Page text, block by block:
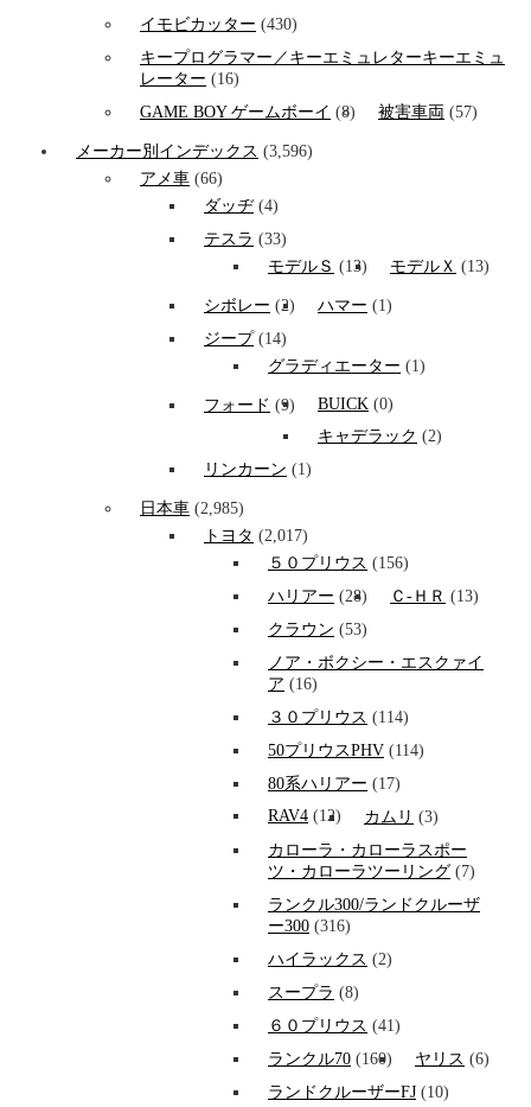
イモビカッター (430)
キープログラマー／キーエミュレターキーエミュ
レーター (16)
GAME BOY ゲームボーイ (8) 被害車両 (57)
メーカー別インデックス (3,596)
アメ車 (66)
ダッヂ(4)
テスラ (33)
モデルＳ (13) モデルＸ (13)
シボレー (2) ハマー (1)
ジープ(14)
グラディエーター (1)
フォード (9) BUICK (0)
キャデラック (2)
リンカーン (1)
日本車 (2,985)
トヨタ (2,017)
５０プリウス (156)
ハリアー (28) Ｃ-ＨＲ (13)
クラウン (53)
ノア・ボクシー・エスクァイ
ア (16)
３０プリウス (114)
50プリウスPHV (114)
80系ハリアー (17)
RAV4 (12) カムリ (3)
カローラ・カローラスポー
ツ・カローラツーリング (7)
ランクル300/ランドクルーザ
ー300 (316)
ハイラックス (2)
スープラ (8)
６０プリウス (41)
ランクル70 (160) ヤリス (6)
ランドクルーザーFJ (10)